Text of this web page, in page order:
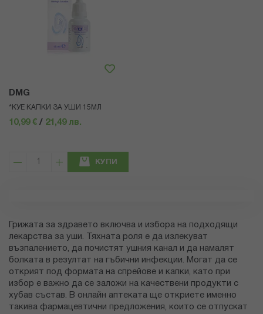
DMG
*КУЕ КАПКИ ЗА УШИ 15МЛ
10,99 € / 21,49 лв.
КУПИ
Грижата за здравето включва и избора на подходящи
лекарства за уши. Тяхната роля е да излекуват
възпалението, да почистят ушния канал и да намалят
болката в резултат на гъбични инфекции. Могат да се
открият под формата на спрейове и капки, като при
избор е важно да се заложи на качествени продукти с
хубав състав. В онлайн аптеката ще откриете именно
такива фармацевтични предложения, които се отпускат